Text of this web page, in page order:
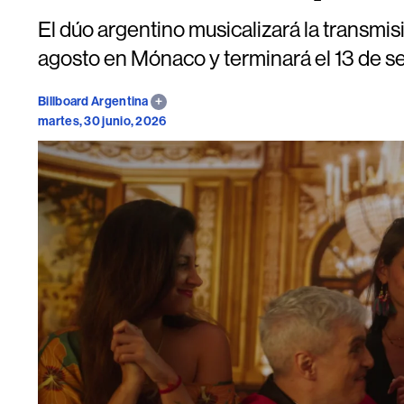
El dúo argentino musicalizará la
agosto en Mónaco y terminará el 13 de
Billboard Argentina
martes, 30 junio, 2026